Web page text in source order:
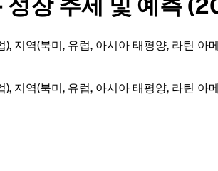
지역(북미, 유럽, 아시아 태평양, 라틴
지역(북미, 유럽, 아시아 태평양, 라틴 아